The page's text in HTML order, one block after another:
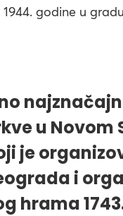
godine u
u Novom
je
i
hrama